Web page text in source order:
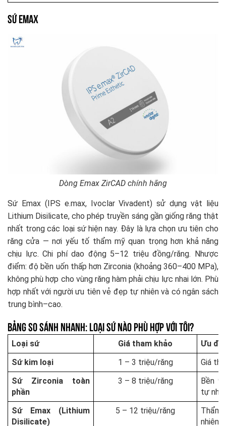
Sứ Emax
Dòng Emax ZirCAD chính hãng
Sứ Emax (IPS e.max, Ivoclar Vivadent) sử dụng vật liệu
Lithium Disilicate, cho phép truyền sáng gần giống răng thật
nhất trong các loại sứ hiện nay. Đây là lựa chọn ưu tiên cho
răng cửa — nơi yếu tố thẩm mỹ quan trọng hơn khả năng
chịu lực. Chi phí dao động 5–12 triệu đồng/răng. Nhược
điểm: độ bền uốn thấp hơn Zirconia (khoảng 360–400 MPa),
không phù hợp cho vùng răng hàm phải chịu lực nhai lớn. Phù
hợp nhất với người ưu tiên vẻ đẹp tự nhiên và có ngân sách
trung bình–cao.
Bảng So Sánh Nhanh: Loại Sứ Nào Phù Hợp Với Tôi?
Loại sứ Giá tham khảo
Ưu
Sứ kim loại
1 – 3 triệu/răng
Giá
Sứ Zirconia toàn
phần
3 – 8 triệu/răng
Bền
tự
Sứ Emax (Lithium
Disilicate)
5 – 12 triệu/răng
Thẩm
nhiên